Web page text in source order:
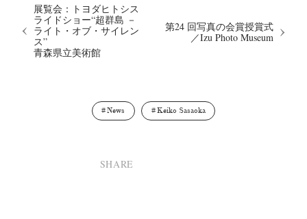
展覧会：トヨダヒトシス
ライドショー“超群島 －
ライト・オブ・サイレン
ス”
青森県立美術館
第24 回写真の会賞授賞式
／Izu Photo Museum
News Keiko Sasaoka
SHARE